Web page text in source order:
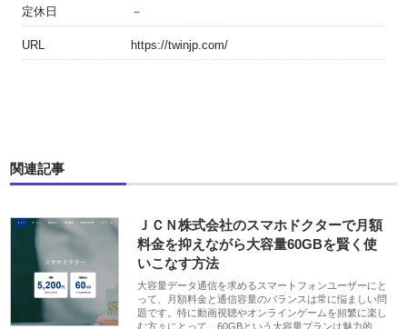
定休日 －
URL https://twinjp.com/
関連記事
ＪＣＮ株式会社のスマホドクターで月額
料金を抑えながら大容量60GBを賢く使
いこなす方法
大容量データ通信を求めるスマートフォンユーザーにと
って、月額料金と通信容量のバランスは常に悩ましい問
題です。特に動画視聴やオンラインゲームを頻繁に楽し
む方々にとって、60GBという大容量プランは魅力的…